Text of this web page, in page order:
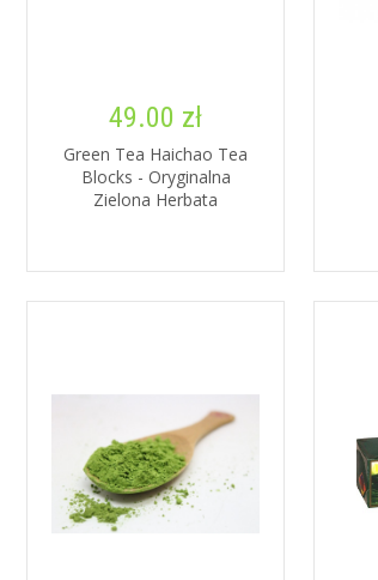
49.00 zł
Green Tea Haichao Tea
Blocks - Oryginalna
Zielona Herbata